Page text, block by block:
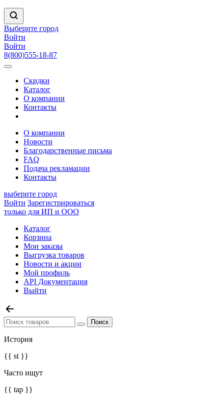
Выберите город
Войти
Войти
8(800)555-18-87
Скидки
Каталог
О компании
Контакты
О компании
Новости
Благодарственные письма
FAQ
Подача рекламации
Контакты
выберите город
Войти Зарегистрироваться
только для ИП и ООО
Каталог
Корзина
Мои заказы
Выгрузка товаров
Новости и акции
Мой профиль
API Документация
Выйти
История
{{ st }}
Часто ищут
{{ tap }}